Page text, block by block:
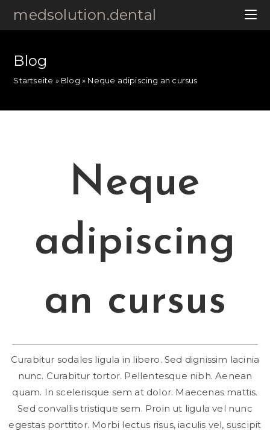
medsolution.dental
Blog
Startseite » Blog » Neque adipiscing an cursus
Neque
adipiscing
an cursus
Curabitur sodales ligula in libero. Sed dignissim lacinia
nunc. Curabitur tortor. Pellentesque nibh. Aenean
quam. In scelerisque sem at dolor. Maecenas mattis.
Sed convallis tristique sem. Proin ut ligula vel nunc
egestas porttitor. Morbi lectus risus, iaculis vel, suscipit